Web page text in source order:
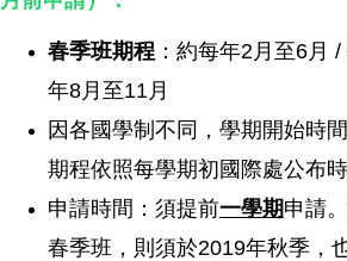
春季班期程 ：約每年2月至6月 /
年8月至11月
因各國學制不同，學期開始時
期程依照每學期初國際處公布時
申請時間：須提前一學期申請
春季班，則須於2019年秋季，